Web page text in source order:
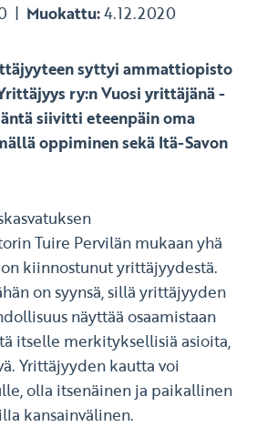
Muokattu:4.12.2020
syttyi ammattiopisto
ry:n Vuosi yrittäjänä -
siivitti eteenpäin oma
oppiminen sekä Itä-Savon
Tuire Pervilän mukaan yhä
kiinnostunut yrittäjyydestä.
on syynsä, sillä yrittäjyyden
näyttää osaamistaan
itselle merkityksellisiä asioita,
Yrittäjyyden kautta voi
olla itsenäinen ja paikallinen
kansainvälinen.